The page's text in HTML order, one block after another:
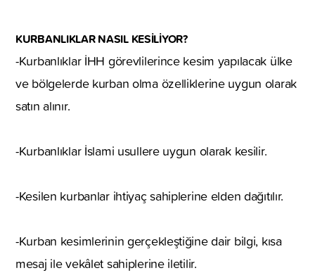
KURBANLIKLAR NASIL KESİLİYOR?
-Kurbanlıklar İHH görevlilerince kesim yapılacak ülke
ve bölgelerde kurban olma özelliklerine uygun olarak
satın alınır.
-Kurbanlıklar İslami usullere uygun olarak kesilir.
-Kesilen kurbanlar ihtiyaç sahiplerine elden dağıtılır.
-Kurban kesimlerinin gerçekleştiğine dair bilgi, kısa
mesaj ile vekâlet sahiplerine iletilir.